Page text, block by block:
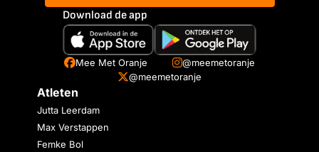
Download de app
Mee Met Oranje
@meemetoranje
@meemetoranje
Atleten
Jutta Leerdam
Max Verstappen
Femke Bol